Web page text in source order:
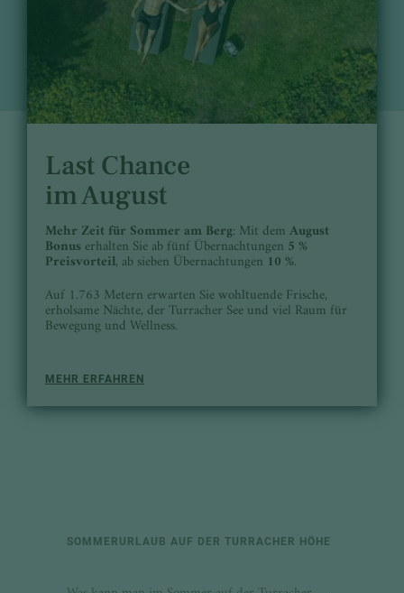
Last Chance
im August
Mehr Zeit für Sommer am Berg: Mit demAugust
Bonus erhalten Sie ab fünf Übernachtungen 5 %
Preisvorteil, ab sieben Übernachtungen 10 %.
Auf 1.763 Metern erwarten Sie wohltuende Frische,
erholsame Nächte, der Turracher See und viel Raum für
Bewegung und Wellness.
MEHR ERFAHREN
SOMMERURLAUB AUF DER TURRACHER HÖHE